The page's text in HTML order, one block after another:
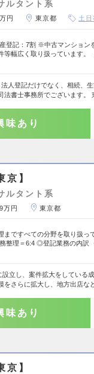
ルタント系
円 東京都 土
産登記：7割 ※中古マンション
等幅広く取り扱っています。
人登記だけでなく、相続、
法書士事務所でございます。
味あり
京】
ルタント系
万円 東京都
まですべての分野を取り扱っ
整理＝6:4 ◎登記業務の内訳
設立し、案件拡大をしている
をさらに拡大し、地方出店な
味あり
京】